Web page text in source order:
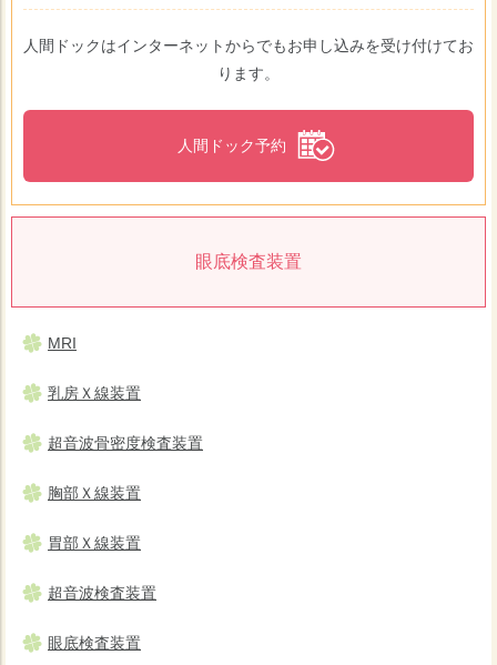
人間ドックはインターネットからでもお申し込みを受け付けてお
ります。
人間ドック予約
眼底検査装置
MRI
乳房Ｘ線装置
超音波骨密度検査装置
胸部Ｘ線装置
胃部Ｘ線装置
超音波検査装置
眼底検査装置